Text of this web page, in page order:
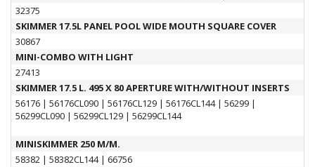
32375
SKIMMER 17.5L PANEL POOL WIDE MOUTH SQUARE COVER
30867
MINI-COMBO WITH LIGHT
27413
SKIMMER 17.5 L. 495 X 80 APERTURE WITH/WITHOUT INSERTS
56176 | 56176CL090 | 56176CL129 | 56176CL144| 56299 |
56299CL090 | 56299CL129 | 56299CL144
MINISKIMMER 250 M/M.
58382 | 58382CL144| 66756